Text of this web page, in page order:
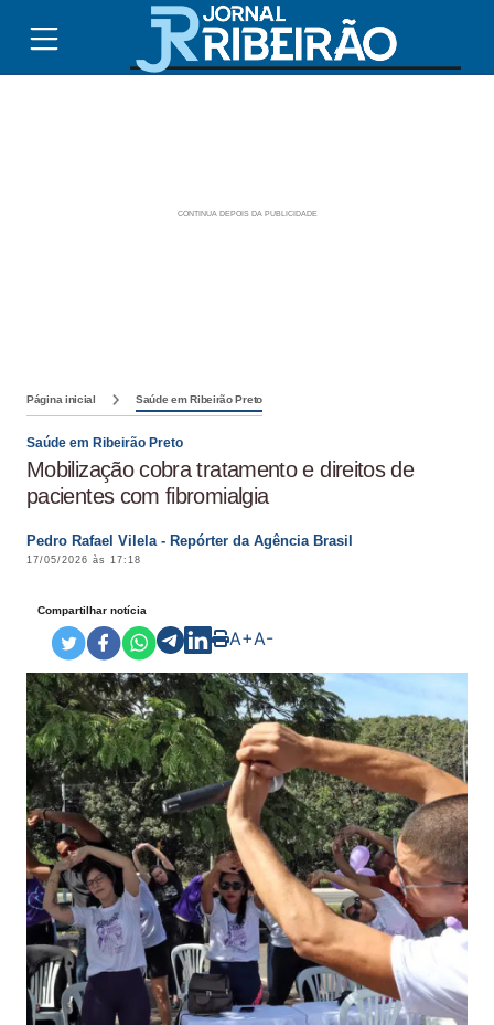
Página inicial Saúde em Ribeirão Preto
Saúde em Ribeirão Preto
Mobilização cobra tratamento e direitos de
pacientes com fibromialgia
Pedro Rafael Vilela - Repórter da Agência Brasil
17/05/2026 às 17:18
Compartilhar notícia
A+A-